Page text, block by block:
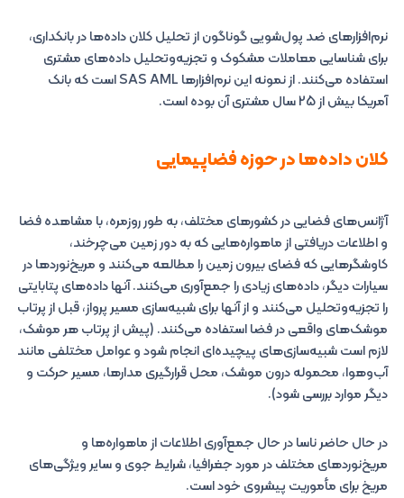
نرم‌افزارهای ضد پول‌شویی گوناگون از تحلیل کلان‌ داده‌ها در بانکداری،
برای شناسایی معاملات مشکوک و تجزیه‌وتحلیل داده‌های مشتری
استفاده می‌کنند. از نمونه این نرم‌افزارها SAS AML است که بانک
آمریکا بیش از 25 سال مشتری آن بوده است.
کلان‌ داده‌ها در حوزه فضاپیمایی
آژانس‌های فضایی در کشورهای مختلف، به طور روزمره، با مشاهده فضا
و اطلاعات دریافتی از ماهواره‌هایی که به دور زمین می‌چرخند،
کاوشگرهایی که فضای بیرون زمین را مطالعه می‌کنند و مریخ‌نوردها در
سیارات دیگر، داده‌های زیادی را جمع‌آوری می‌کنند. آنها داده‌های پتابایتی
را تجزیه‌وتحلیل می‌کنند و از آنها برای شبیه‌سازی مسیر پرواز، قبل از پرتاب
موشک‌های واقعی در فضا استفاده می‌کنند. (پیش از پرتاب هر موشک،
لازم است شبیه‌سازی‌های پیچیده‌ای انجام شود و عوامل مختلفی مانند
آب‌وهوا، محموله درون موشک، محل قرارگیری مدارها، مسیر حرکت و
دیگر موارد بررسی شود).
در حال حاضر ناسا در حال جمع‌آوری اطلاعات از ماهواره‌ها و
مریخ‌نوردهای مختلف در مورد جغرافیا، شرایط جوی و سایر ویژگی‌های
مریخ برای مأموریت پیشروی خود است.